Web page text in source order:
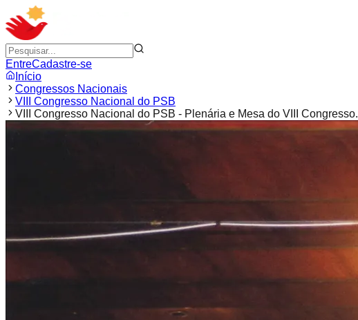
EntreCadastre-se
Início
Congressos Nacionais
VIII Congresso Nacional do PSB
VIII Congresso Nacional do PSB - Plenária e Mesa do VIII Congresso.